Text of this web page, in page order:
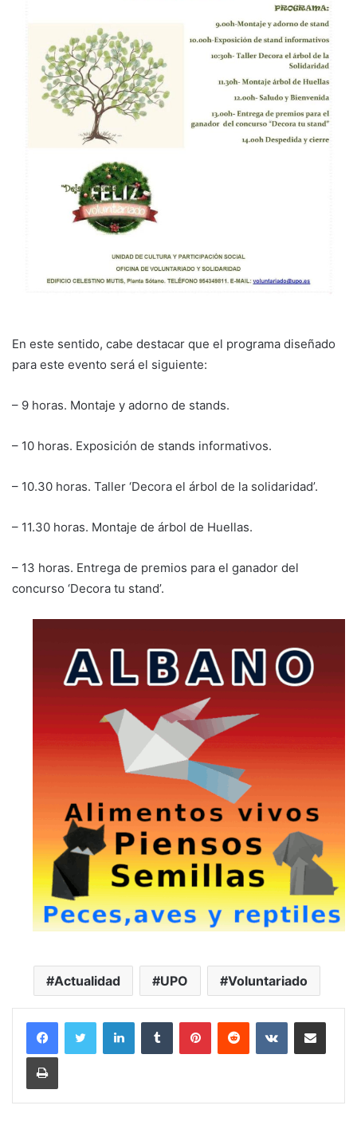
En este sentido, cabe destacar que el programa diseñado
para este evento será el siguiente:
– 9 horas. Montaje y adorno de stands.
– 10 horas. Exposición de stands informativos.
– 10.30 horas. Taller ‘Decora el árbol de la solidaridad’.
– 11.30 horas. Montaje de árbol de Huellas.
– 13 horas. Entrega de premios para el ganador del
concurso ‘Decora tu stand’.
Actualidad UPO Voluntariado